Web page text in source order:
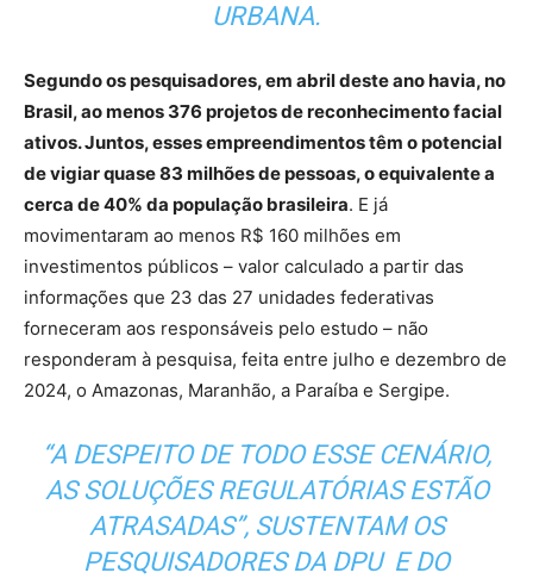
URBANA.
Segundo os pesquisadores, em abril deste ano havia, no
Brasil, ao menos 376 projetos de reconhecimento facial
ativos. Juntos, esses empreendimentos têm o potencial
de vigiar quase 83 milhões de pessoas, o equivalente a
cerca de 40% da população brasileira. E já
movimentaram ao menos R$ 160 milhões em
investimentos públicos – valor calculado a partir das
informações que 23 das 27 unidades federativas
forneceram aos responsáveis pelo estudo – não
responderam à pesquisa, feita entre julho e dezembro de
2024, o Amazonas, Maranhão, a Paraíba e Sergipe.
“A DESPEITO DE TODO ESSE CENÁRIO,
AS SOLUÇÕES REGULATÓRIAS ESTÃO
ATRASADAS”, SUSTENTAM OS
PESQUISADORES DA DPU E DO